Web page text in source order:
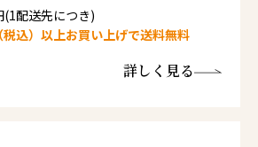
配送先につき)
込）以上お買い上げで送料無料
詳しく見る